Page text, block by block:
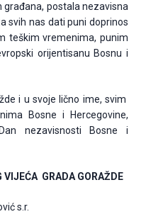
građana, postala nezavisna
svih nas dati puni doprinos
teškim vremenima, punim
orijentisanu Bosnu i
i u svoje lično ime, svim
Bosne i Hercegovine,
nezavisnosti Bosne i
VIJEĆA GRADA GORAŽDE
s.r.